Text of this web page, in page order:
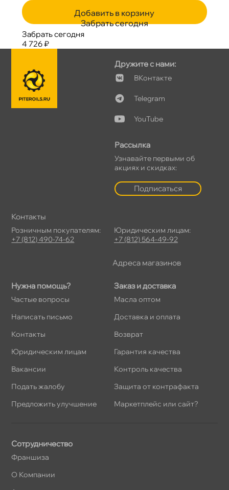
Добавить в корзину
Забрать сегодня
Забрать сегодня
4 726 ₽
Нужна помощь?
Частые вопросы
Написать письмо
Контакты
Юридическим лицам
акансии
Подать жалобу
Предложить улучшение
Заказ и доставка
Масла оптом
Доставка и оплата
озврат
Гарантия качества
Контроль качества
Защита от контрафакта
Маркетплейс или сайт?
Дружите с нами:
Контакте
Telegram
YouTube
Рассылка
Узнавайте первыми о
акциях и скидках:
Подписаться
Сотрудничество
Франшиза
О Компании
Контакты
Розничным покупателям:
+7 (812) 490-74-62
Юридическим лицам:
+7 (812) 564-49-92
Адреса магазино